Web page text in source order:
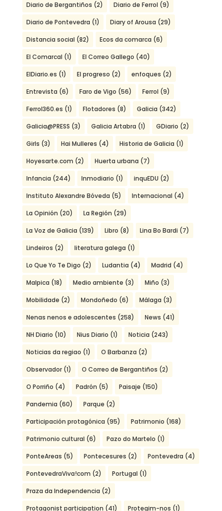
Diario de Bergantiños (2) Diario de Ferrol (9)
Diario de Pontevedra (1) Diary of Arousa (29)
Distancia social (82) Ecos da comarca (6)
El Comarcal (1) El Correo Gallego (40)
ElDiario.es (1) El progreso (2) enfoques (2)
Entrevista (6) Faro de Vigo (56) Ferrol (9)
Ferrol360.es (1) Flotadores (8) Galicia (342)
Galicia@PRESS (3) Galicia Artabra (1) GDiario (2)
Girls (3) Hai Mulleres (4) Historia de Galicia (1)
Hoyesarte.com (2) Huerta urbana (7)
Infancia (244) Inmodiario (1) inquEDU (2)
Instituto Alexandre Bóveda (5) Internacional (4)
La Opinión (20) La Región (29)
La Voz de Galicia (139) Libro (8) Lina Bo Bardi (7)
Lindeiros (2) literatura galega (1)
Lo Que Yo Te Digo (2) Ludantia (4) Madrid (4)
Malpica (18) Medio ambiente (3) Miño (3)
Mobilidade (2) Mondoñedo (6) Málaga (3)
Nenas nenos e adolescentes (258) News (41)
NH Diario (10) Nius Diario (1) Noticia (243)
Noticias da regiao (1) O Barbanza (2)
Observador(1) O Correo de Bergantiños (2)
O Porriño (4) Padrón (5) Paisaje (150)
Pandemia (60) Parque (2)
Participación protagónica (95) Patrimonio (168)
Patrimonio cultural (6) Pazo do Martelo (1)
PonteAreas (5) Pontecesures (2) Pontevedra (4)
PontevedraViva!com (2) Portugal (1)
Praza da Independencia (2)
Protagonist participation (41) Protegim-nos (1)